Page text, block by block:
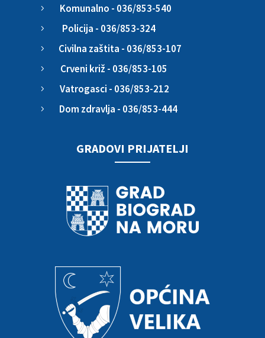
5 Komunalno - 036/853-540
5 Policija - 036/853-324
5 Civilna zaštita - 036/853-107
5 Crveni križ - 036/853-105
5 Vatrogasci - 036/853-212
5 Dom zdravlja - 036/853-444
GRADOVI PRIJATELJI